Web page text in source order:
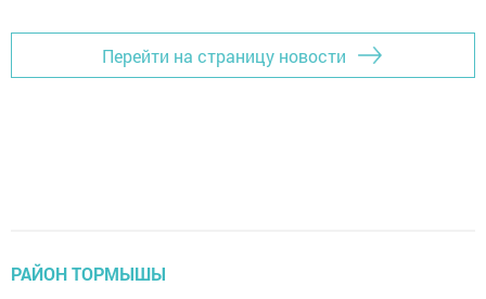
Перейти на страницу новости
РАЙОН ТОРМЫШЫ